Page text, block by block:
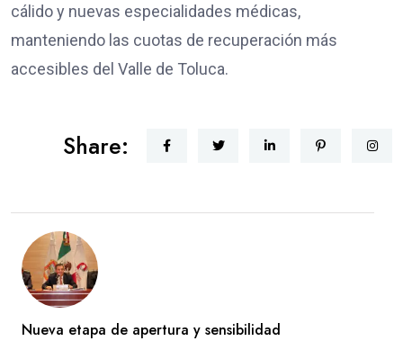
cálido y nuevas especialidades médicas,
manteniendo las cuotas de recuperación más
accesibles del Valle de Toluca.
Share:
Nueva etapa de apertura y sensibilidad